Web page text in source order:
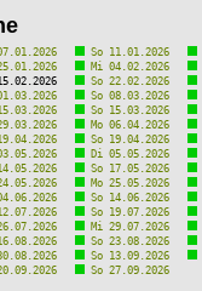
So 11.01.2026
Mi 04.02.2026
So 22.02.2026
So 08.03.2026
So 15.03.2026
Mo 06.04.2026
So 19.04.2026
Di 05.05.2026
So 17.05.2026
Mo 25.05.2026
So 14.06.2026
So 19.07.2026
Mi 29.07.2026
So 23.08.2026
So 13.09.2026
So 27.09.2026